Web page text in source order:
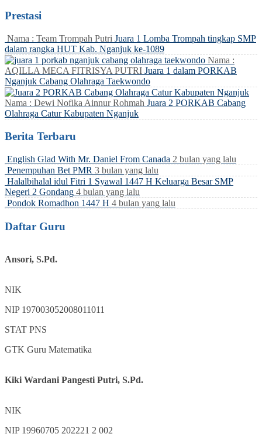
Prestasi
Nama : Team Trompah Putri Juara 1 Lomba Trompah tingkap SMP
dalam rangka HUT Kab. Nganjuk ke-1089
Nama :
AQILLA MECA FITRISYA PUTRI Juara 1 dalam PORKAB
Nganjuk Cabang Olahraga Taekwondo
Nama : Dewi Nofika Ainnur Rohmah Juara 2 PORKAB Cabang
Olahraga Catur Kabupaten Nganjuk
Berita Terbaru
English Glad With Mr. Daniel From Canada 2 bulan yang lalu
Penempuhan Bet PMR 3 bulan yang lalu
Halalbihalal idul Fitri 1 Syawal 1447 H Keluarga Besar SMP
Negeri 2 Gondang 4 bulan yang lalu
Pondok Romadhon 1447 H 4 bulan yang lalu
Daftar Guru
Ansori, S.Pd.
NIK
NIP 197003052008011011
STAT PNS
GTK Guru Matematika
Kiki Wardani Pangesti Putri, S.Pd.
NIK
NIP 19960705 202221 2 002